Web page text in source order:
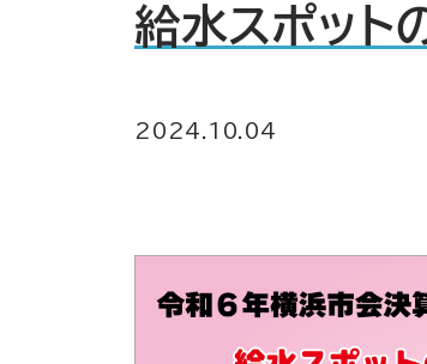
給水スポット
2024.10.04